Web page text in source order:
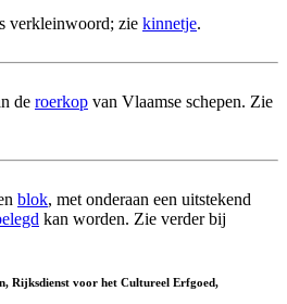
verkleinwoord; zie kinnetje.
de roerkop van Vlaamse schepen. Zie
blok, met onderaan een uitstekend
kan worden. Zie verder bij
Rijksdienst voor het Cultureel Erfgoed,